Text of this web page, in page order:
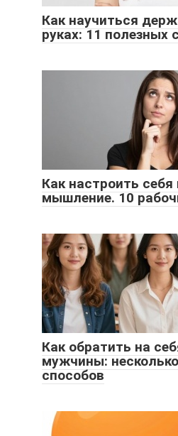
Как научиться
руках: 11 полезных
Как настроить себя
мышление. 10
Как обратить на
мужчины:
способов